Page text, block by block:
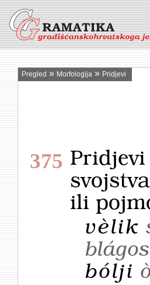
Pregled » Morfologija » Pridjevi
375
ili
vèlik
bólji